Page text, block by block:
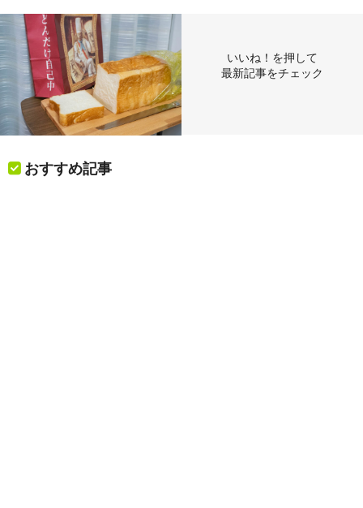
いいね！を押して
最新記事をチェック
おすすめ記事